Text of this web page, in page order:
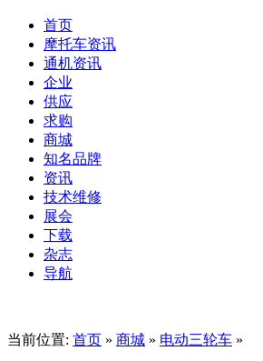
首页
摩托车资讯
通机资讯
企业
供应
求购
商城
知名品牌
资讯
技术维修
展会
下载
杂志
导航
当前位置: 首页 » 商城 » 电动三轮车 »